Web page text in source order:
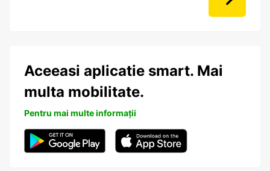
Aceeasi aplicatie smart. Mai
multa mobilitate.
Pentru mai multe informații